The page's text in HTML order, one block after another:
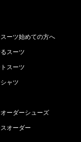
ーツ始めての方へ
スーツ
スーツ
ャツ
ーダーシューズ
オーダー